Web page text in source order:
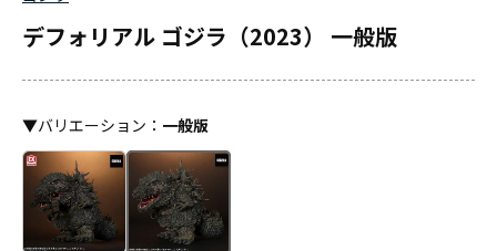
デフォリアル ゴジラ（2023） 一般版
▼バリエーション ： 一般版